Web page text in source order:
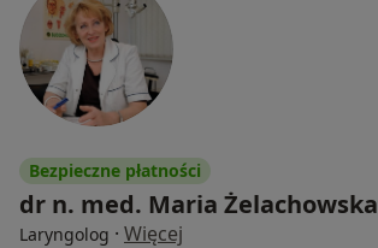
Bezpieczne płatności
dr n. med. Maria Żelachowska
Laryngolog · Więcej